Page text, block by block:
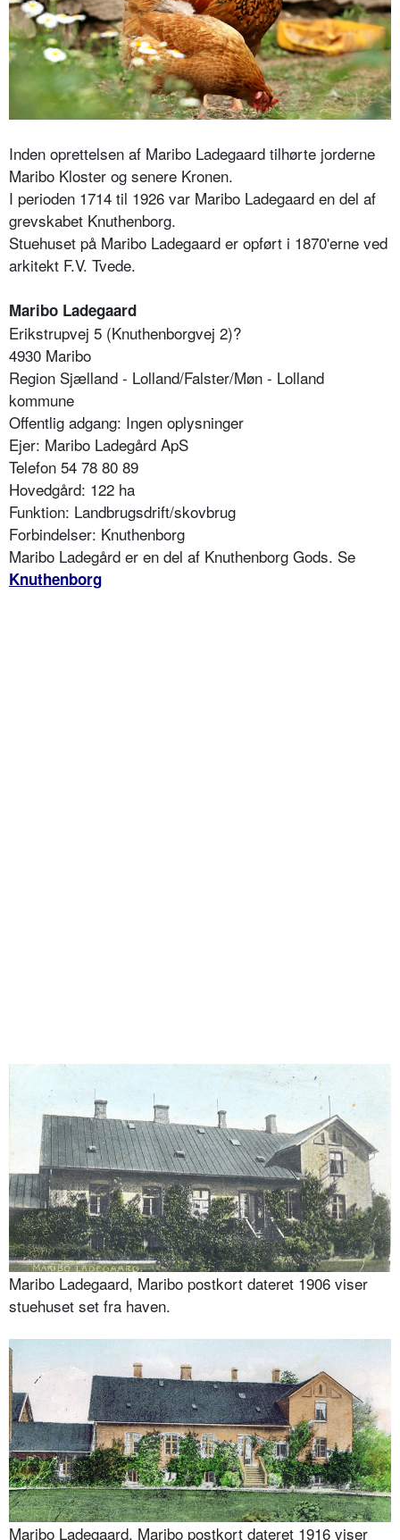
Inden oprettelsen af Maribo Ladegaard tilhørte jorderne
Maribo Kloster og senere Kronen.
I perioden 1714 til 1926 var Maribo Ladegaard en del af
grevskabet Knuthenborg.
Stuehuset på Maribo Ladegaard er opført i 1870'erne ved
arkitekt F.V. Tvede.
Maribo Ladegaard
Erikstrupvej 5 (Knuthenborgvej 2)?
4930 Maribo
Region Sjælland - Lolland/Falster/Møn - Lolland
kommune
Offentlig adgang: Ingen oplysninger
Ejer: Maribo Ladegård ApS
Telefon 54 78 80 89
Hovedgård: 122 ha
Funktion: Landbrugsdrift/skovbrug
Forbindelser: Knuthenborg
Maribo Ladegård er en del af Knuthenborg Gods. Se
Knuthenborg
Maribo Ladegaard, Maribo postkort dateret 1906 viser
stuehuset set fra haven.
Maribo Ladegaard, Maribo postkort dateret 1916 viser